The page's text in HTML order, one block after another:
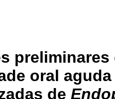
oral
de